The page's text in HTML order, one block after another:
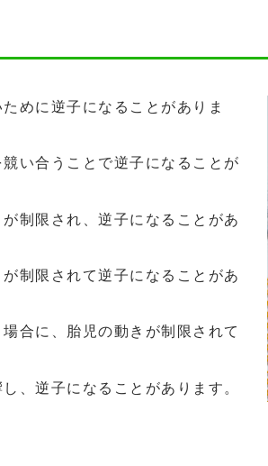
めに逆子になることがありま
い合うことで逆子になることが
制限され、逆子になることがあ
制限されて逆子になることがあ
合に、胎児の動きが制限されて
、逆子になることがあります。